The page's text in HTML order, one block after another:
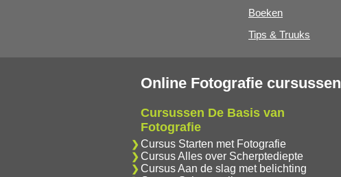
Boeken
Tips & Truuks
Online Fotografie cursussen
Cursussen De Basis van
Fotografie
Cursus Starten met Fotografie
Cursus Alles over Scherptediepte
Cursus Aan de slag met belichting